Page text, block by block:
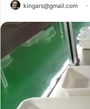
kingars@gmail.com